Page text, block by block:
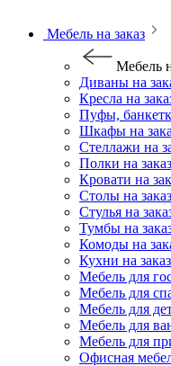
Мебель на заказ
Мебель
Диваны на
Кресла на
Пуфы,
Шкафы на
Стеллажи на
Полки на заказ
Кровати на
Столы на заказ
Стулья на
Тумбы на
Комоды на
Кухни на заказ
Мебель для
Мебель для
Мебель для
Мебель для
Мебель для
Офисная